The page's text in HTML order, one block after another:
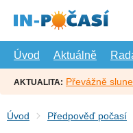
hlavní
Úvod
Aktuálně
AKTUALITA: Převážně
Úvod Předpověď počasí